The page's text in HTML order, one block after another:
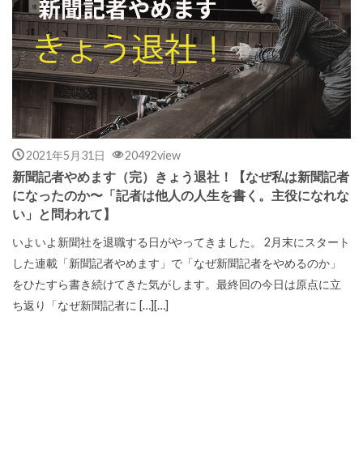
2021年5月31日 20492view
新聞記者やめます（完）きょう退社！【なぜ私は新聞記者
になったのか〜「記者は他人の人生を書く。主役になれな
い」と問われて】
いよいよ新聞社を退職する日がやってきました。 2月末にスタート
した連載「新聞記者やめます」で「なぜ新聞記者をやめるのか」
をひたすら書き続けてきた気がします。最終回の今日は原点に立
ち返り「なぜ新聞記者に […][…]